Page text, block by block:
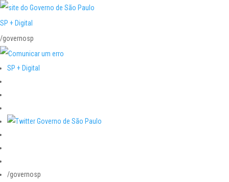
SP + Digital
/governosp
SP + Digital
/governosp